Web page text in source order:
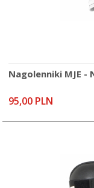
Nagolenniki MJE -
95,00 PLN